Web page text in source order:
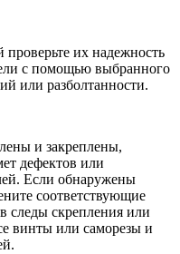
их надежность
с помощью выбранного
или разболтанности.
и закреплены,
дефектов или
Если обнаружены
соответствующие
следы скрепления или
винты или саморезы и